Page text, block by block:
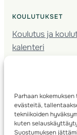
Parhaan
evästeitä,
tekniikoiden
kuten
Suostumuksen
KOULUTUKSET
Koulutus ja
kalenteri
Kartoitus
Ratamestari